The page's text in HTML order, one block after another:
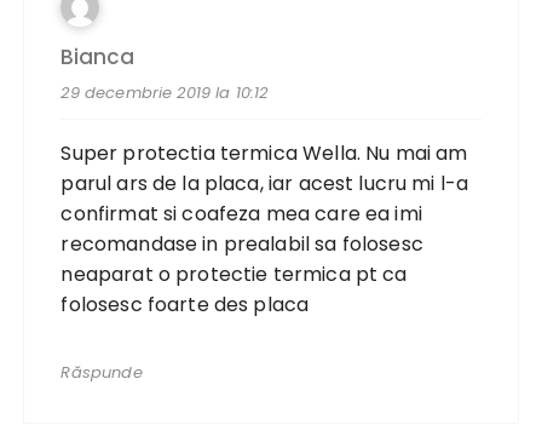
Bianca
29 decembrie 2019 la 10:12
Super protectia termica Wella. Nu mai am
parul ars de la placa, iar acest lucru mi l-a
confirmat si coafeza mea care ea imi
recomandase in prealabil sa folosesc
neaparat o protectie termica pt ca
folosesc foarte des placa
Răspunde